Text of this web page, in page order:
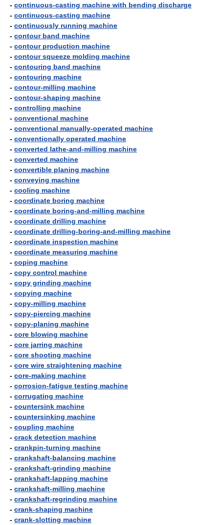
- continuous-casting machine with bending discharge
- continuous-casting machine
- continuously running machine
- contour band machine
- contour production machine
- contour squeeze molding machine
- contouring band machine
- contouring machine
- contour-milling machine
- contour-shaping machine
- controlling machine
- conventional machine
- conventional manually-operated machine
- conventionally operated machine
- converted lathe-and-milling machine
- converted machine
- convertible planing machine
- conveying machine
- cooling machine
- coordinate boring machine
- coordinate boring-and-milling machine
- coordinate drilling machine
- coordinate drilling-boring-and-milling machine
- coordinate inspection machine
- coordinate measuring machine
- coping machine
- copy control machine
- copy grinding machine
- copying machine
- copy-milling machine
- copy-piercing machine
- copy-planing machine
- core blowing machine
- core jarring machine
- core shooting machine
- core wire straightening machine
- core-making machine
- corrosion-fatigue testing machine
- corrugating machine
- countersink machine
- countersinking machine
- coupling machine
- crack detection machine
- crankpin-turning machine
- crankshaft-balancing machine
- crankshaft-grinding machine
- crankshaft-lapping machine
- crankshaft-milling machine
- crankshaft-regrinding machine
- crank-shaping machine
- crank-slotting machine